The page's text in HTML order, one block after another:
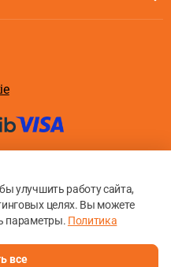
улучшить работу сайта,
целях. Вы можете
параметры. Политика
все